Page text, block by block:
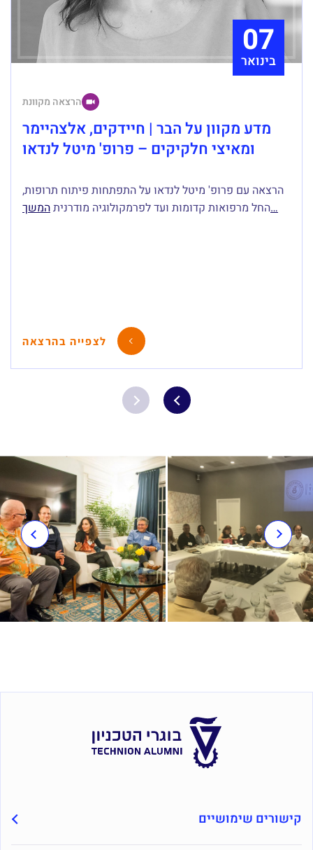
07
בינואר
הרצאה מקוונת
מדע מקוון על הבר | חיידקים, אלצהיימר
ומאיצי חלקיקים – פרופ' מיטל לנדאו
הרצאה עם פרופ' מיטל לנדאו על התפתחות פיתוח תרופות,
החל מרפואות קדומות ועד לפרמקולוגיה מודרניתהמשך…
לצפייה בהרצאה
קישורים שימושיים